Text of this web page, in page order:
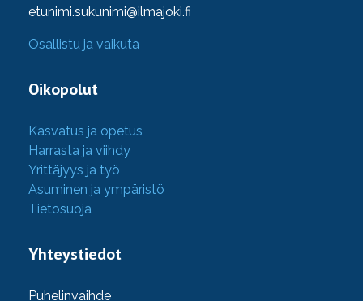
etunimi.sukunimi@ilmajoki.fi
Osallistu ja vaikuta
Oikopolut
Kasvatus ja opetus
Harrasta ja viihdy
Yrittäjyys ja työ
Asuminen ja ympäristö
Tietosuoja
Yhteystiedot
Puhelinvaihde